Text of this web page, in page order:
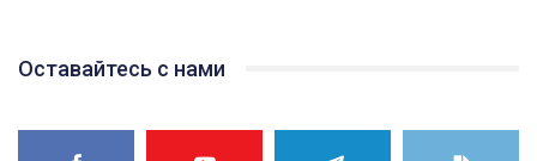
best video, representing programme for the development of
Оставайтесь с нами